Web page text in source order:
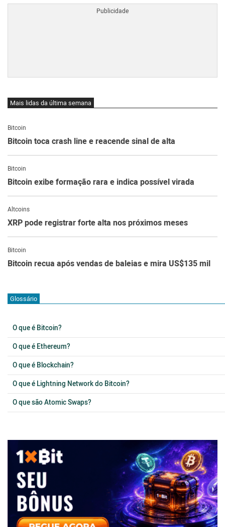
Mais lidas da última semana
Bitcoin
Bitcoin toca crash line e reacende sinal de alta
Bitcoin
Bitcoin exibe formação rara e indica possível virada
Altcoins
XRP pode registrar forte alta nos próximos meses
Bitcoin
Bitcoin recua após vendas de baleias e mira US$135 mil
Glossário
O que é Bitcoin?
O que é Ethereum?
O que é Blockchain?
O que é Lightning Network do Bitcoin?
O que são Atomic Swaps?